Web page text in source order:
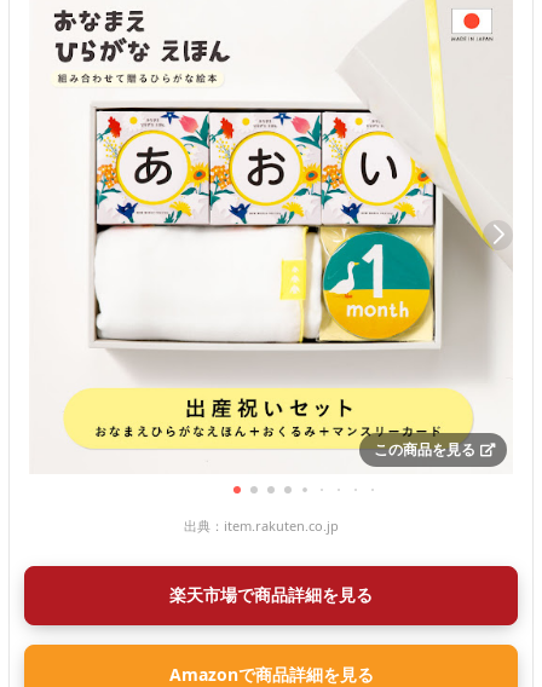
この商品を見る
出典： item.rakuten.co.jp
楽天市場で商品詳細を見る
Amazonで商品詳細を見る